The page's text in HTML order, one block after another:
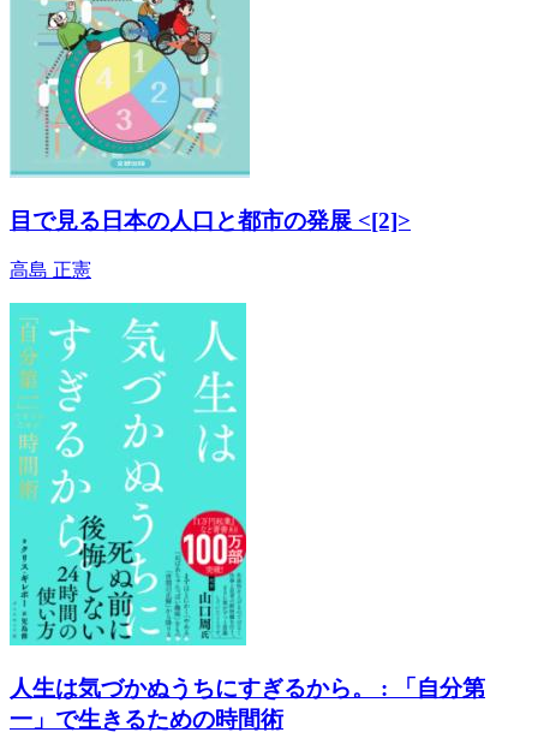
目で見る日本の人口と都市の発展 <[2]>
高島 正憲
人生は気づかぬうちにすぎるから。 : 「自分第
一」で生きるための時間術